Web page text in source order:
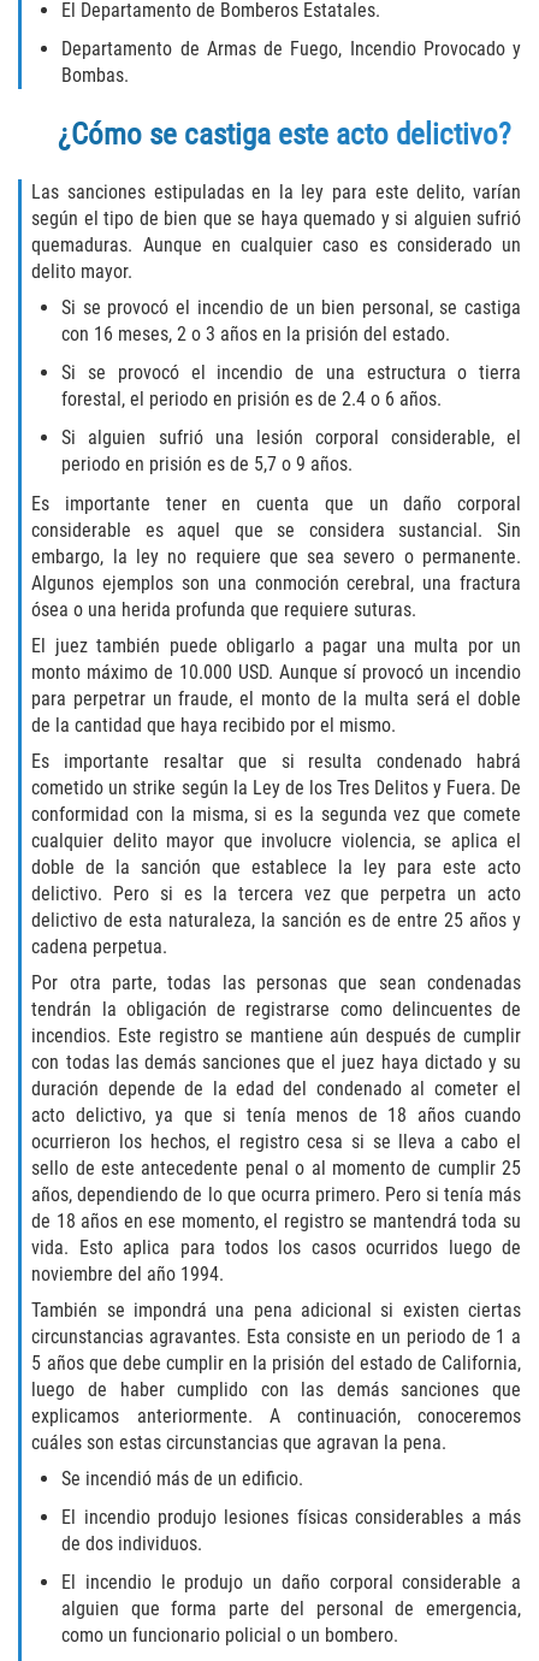
Delitos de Cuello Blanco
Apropiación Indebida de Fondos
Públicos
Falsificación
Malversación de Fondos
Presentación de Documentos Falsos
Robo de Identidad
Falsificación o Alteración de una
Prescripción Médica
Delitos de Drogas
Fabricación de Drogas
Leyes sobre Marihuana en California
Proposición 36
Posesión de Marihuana para la Venta
Posesión De Parafernalia De Drogas
Posesión de Sustancias Controladas
Posesión de una Sustancia
Controlada para la Venta
Posesión de Marihuana
Posesión De Metanfetamina
Programa de Desviación Previo al
Juicio
Transporte De Sustancias
Controladas Para La Venta
Delitos de Fraude
Fraude al Sistema de Salud
Fraude A La Compensación A los
Trabajadores
Fraude con Cheques
Fraude de Juego
Fraude de Tarjeta de Crédito
El Departamento de Bomberos Estatales.
Departamento de Armas de Fuego, Incendio Provocado y
Bombas.
¿Cómo se castiga este acto delictivo?
Las sanciones estipuladas en la ley para este delito, varían
según el tipo de bien que se haya quemado y si alguien sufrió
quemaduras. Aunque en cualquier caso es considerado un
delito mayor.
Si se provocó el incendio de un bien personal, se castiga
con 16 meses, 2 o 3 años en la prisión del estado.
Si se provocó el incendio de una estructura o tierra
forestal, el periodo en prisión es de 2.4 o 6 años.
Si alguien sufrió una lesión corporal considerable, el
periodo en prisión es de 5,7 o 9 años.
Es importante tener en cuenta que un daño corporal
considerable es aquel que se considera sustancial. Sin
embargo, la ley no requiere que sea severo o permanente.
Algunos ejemplos son una conmoción cerebral, una fractura
ósea o una herida profunda que requiere suturas.
El juez también puede obligarlo a pagar una multa por un
monto máximo de 10.000 USD. Aunque sí provocó un incendio
para perpetrar un fraude, el monto de la multa será el doble
de la cantidad que haya recibido por el mismo.
Es importante resaltar que si resulta condenado habrá
cometido un strike según la Ley de los Tres Delitos y Fuera. De
conformidad con la misma, si es la segunda vez que comete
cualquier delito mayor que involucre violencia, se aplica el
doble de la sanción que establece la ley para este acto
delictivo. Pero si es la tercera vez que perpetra un acto
delictivo de esta naturaleza, la sanción es de entre 25 años y
cadena perpetua.
Por otra parte, todas las personas que sean condenadas
tendrán la obligación de registrarse como delincuentes de
incendios. Este registro se mantiene aún después de cumplir
con todas las demás sanciones que el juez haya dictado y su
duración depende de la edad del condenado al cometer el
acto delictivo, ya que si tenía menos de 18 años cuando
ocurrieron los hechos, el registro cesa si se lleva a cabo el
sello de este antecedente penal o al momento de cumplir 25
años, dependiendo de lo que ocurra primero. Pero si tenía más
de 18 años en ese momento, el registro se mantendrá toda su
vida. Esto aplica para todos los casos ocurridos luego de
noviembre del año 1994.
También se impondrá una pena adicional si existen ciertas
circunstancias agravantes. Esta consiste en un periodo de 1 a
5 años que debe cumplir en la prisión del estado de California,
luego de haber cumplido con las demás sanciones que
explicamos anteriormente. A continuación, conoceremos
cuáles son estas circunstancias que agravan la pena.
Se incendió más de un edificio.
El incendio produjo lesiones físicas considerables a más
de dos individuos.
El incendio le produjo un daño corporal considerable a
alguien que forma parte del personal de emergencia,
como un funcionario policial o un bombero.